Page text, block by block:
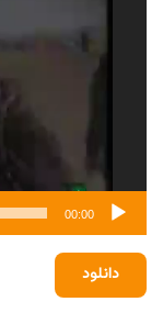
00:00
دانلود